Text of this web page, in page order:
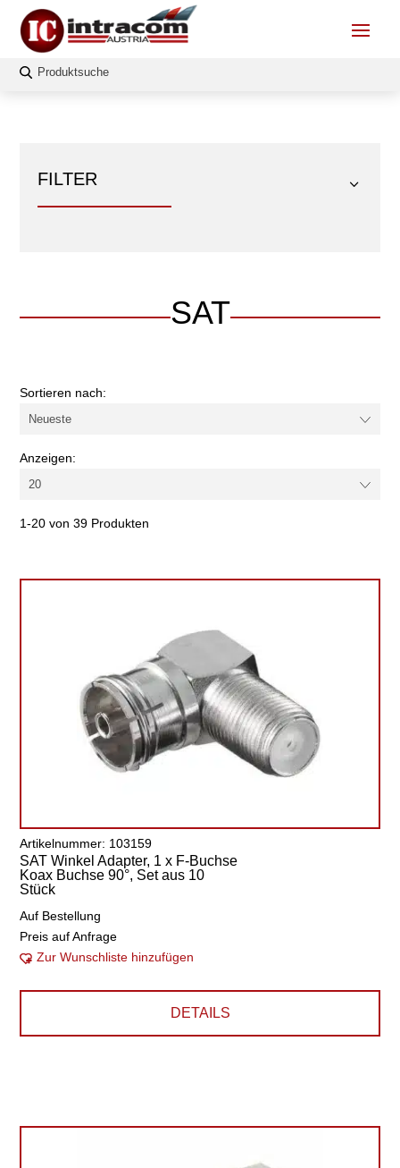
FILTER
FILTERN
Farbe
SAT
Sortieren nach:
Anzeigen:
1-20 von 39 Produkten
Artikelnummer: 103159
SAT Winkel Adapter, 1 x F-Buchse
Koax Buchse 90°, Set aus 10
Stück
Auf Bestellung
Preis auf Anfrage
Zur Wunschliste hinzufügen
DETAILS